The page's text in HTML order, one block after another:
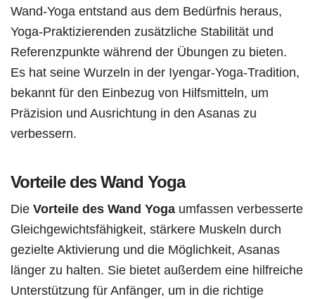
Wand-Yoga entstand aus dem Bedürfnis heraus,
Yoga-Praktizierenden zusätzliche Stabilität und
Referenzpunkte während der Übungen zu bieten.
Es hat seine Wurzeln in der Iyengar-Yoga-Tradition,
bekannt für den Einbezug von Hilfsmitteln, um
Präzision und Ausrichtung in den Asanas zu
verbessern.
Vorteile des Wand Yoga
Die Vorteile des Wand Yoga umfassen verbesserte
Gleichgewichtsfähigkeit, stärkere Muskeln durch
gezielte Aktivierung und die Möglichkeit, Asanas
länger zu halten. Sie bietet außerdem eine hilfreiche
Unterstützung für Anfänger, um in die richtige